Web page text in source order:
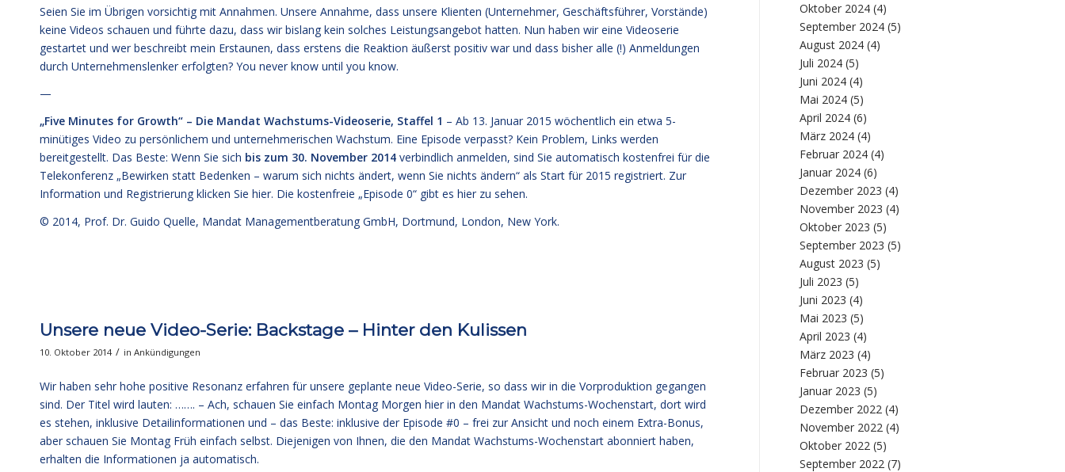
Seien Sie im Übrigen vorsichtig mit Annahmen. Unsere Annahme, dass unsere Klienten (Unternehmer, Geschäftsführer, Vorstände)
keine Videos schauen und führte dazu, dass wir bislang kein solches Leistungsangebot hatten. Nun haben wir eine Videoserie
gestartet und wer beschreibt mein Erstaunen, dass erstens die Reaktion äußerst positiv war und dass bisher alle (!) Anmeldungen
durch Unternehmenslenker erfolgten? You never know until you know.
—
„Five Minutes for Growth“ – Die Mandat Wachstums-Videoserie, Staffel 1 – Ab 13. Januar 2015 wöchentlich ein etwa 5-
minütiges Video zu persönlichem und unternehmerischen Wachstum. Eine Episode verpasst? Kein Problem, Links werden
bereitgestellt. Das Beste: Wenn Sie sich bis zum 30. November 2014 verbindlich anmelden, sind Sie automatisch kostenfrei für die
Telekonferenz „Bewirken statt Bedenken – warum sich nichts ändert, wenn Sie nichts ändern“ als Start für 2015 registriert. Zur
Information und Registrierung klicken Sie hier. Die kostenfreie „Episode 0“ gibt es hier zu sehen.
© 2014, Prof. Dr. Guido Quelle, Mandat Managementberatung GmbH, Dortmund, London, New York.
Unsere neue Video-Serie: Backstage – Hinter den Kulissen
10. Oktober 2014 / in Ankündigungen
Wir haben sehr hohe positive Resonanz erfahren für unsere geplante neue Video-Serie, so dass wir in die Vorproduktion gegangen
sind. Der Titel wird lauten: ……. – Ach, schauen Sie einfach Montag Morgen hier in den Mandat Wachstums-Wochenstart, dort wird
es stehen, inklusive Detailinformationen und – das Beste: inklusive der Episode #0 – frei zur Ansicht und noch einem Extra-Bonus,
aber schauen Sie Montag Früh einfach selbst. Diejenigen von Ihnen, die den Mandat Wachstums-Wochenstart abonniert haben,
erhalten die Informationen ja automatisch.
Oktober 2024 (4)
September 2024 (5)
August 2024 (4)
Juli 2024 (5)
Juni 2024 (4)
Mai 2024 (5)
April 2024 (6)
März 2024 (4)
Februar 2024 (4)
Januar 2024 (6)
Dezember 2023 (4)
November 2023 (4)
Oktober 2023 (5)
September 2023 (5)
August 2023 (5)
Juli 2023 (5)
Juni 2023 (4)
Mai 2023 (5)
April 2023 (4)
März 2023 (4)
Februar 2023 (5)
Januar 2023 (5)
Dezember 2022 (4)
November 2022 (4)
Oktober 2022 (5)
September 2022 (7)